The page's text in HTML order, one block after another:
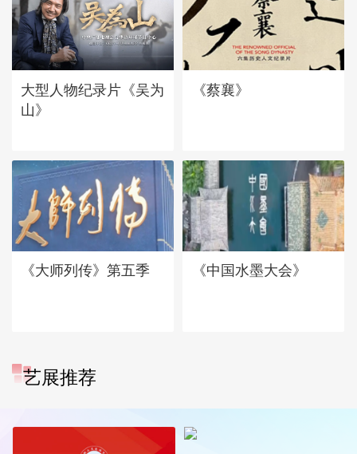
大型人物纪录片《吴为
山》
《蔡襄》
《大师列传》第五季 《中国水墨大会》
艺展推荐